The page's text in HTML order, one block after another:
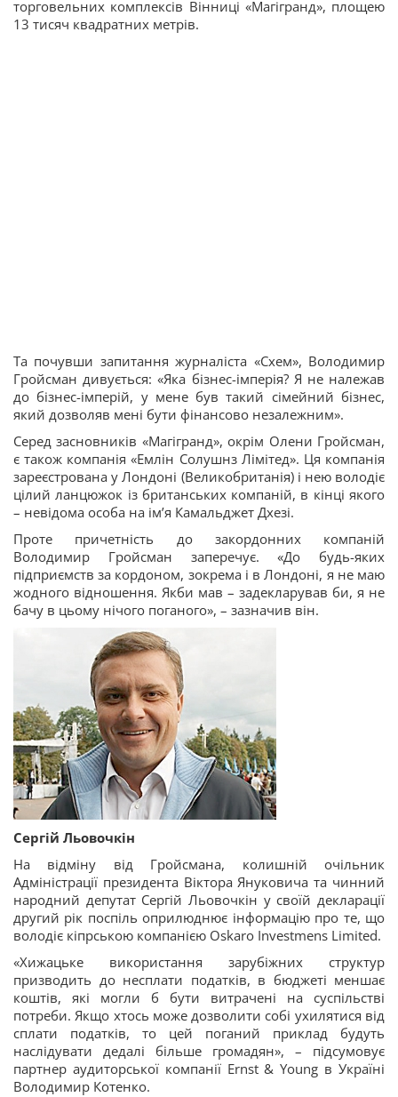
торговельних комплексів Вінниці «Магігранд», площею
13 тисяч квадратних метрів.
Та почувши запитання журналіста «Схем», Володимир
Гройсман дивується: «Яка бізнес-імперія? Я не належав
до бізнес-імперій, у мене був такий сімейний бізнес,
який дозволяв мені бути фінансово незалежним».
Серед засновників «Магігранд», окрім Олени Гройсман,
є також компанія «Емлін Солушнз Лімітед». Ця компанія
зареєстрована у Лондоні (Великобританія) і нею володіє
цілий ланцюжок із британських компаній, в кінці якого
– невідома особа на ім’я Камальджет Дхезі.
Проте причетність до закордонних компаній
Володимир Гройсман заперечує. «До будь-яких
підприємств за кордоном, зокрема і в Лондоні, я не маю
жодного відношення. Якби мав – задекларував би, я не
бачу в цьому нічого поганого», – зазначив він.
Сергій Льовочкін
На відміну від Гройсмана, колишній очільник
Адміністрації президента Віктора Януковича та чинний
народний депутат Сергій Льовочкін у своїй декларації
другий рік поспіль оприлюднює інформацію про те, що
володіє кіпрською компанією Oskaro Investmens Limited.
«Хижацьке використання зарубіжних структур
призводить до несплати податків, в бюджеті меншає
коштів, які могли б бути витрачені на суспільстві
потреби. Якщо хтось може дозволити собі ухилятися від
сплати податків, то цей поганий приклад будуть
наслідувати дедалі більше громадян», – підсумовує
партнер аудиторської компанії Ernst & Young в Україні
Володимир Котенко.